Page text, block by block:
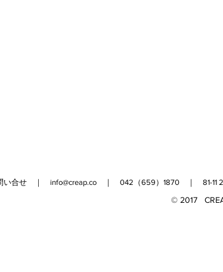
い合せ ｜ info@creap.co ｜ 042（659）1870 ｜ 81-11
© 2017